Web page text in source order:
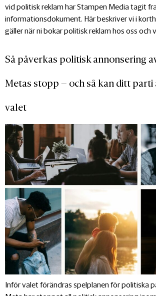
vid politisk reklam har Stampen Media tagit
informationsdokument. Här beskriver vi i
gäller när ni bokar politisk reklam hos oss och
Så påverkas politisk annonsering
Metas stopp – och så kan ditt parti
valet
Inför valet förändras spelplanen för politiska